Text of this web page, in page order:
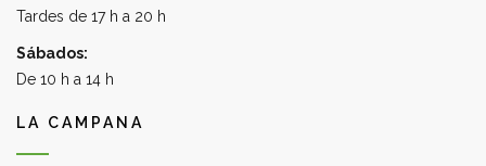
Tardes de 17 h a 20 h
Sábados:
De 10 h a 14 h
LA CAMPANA